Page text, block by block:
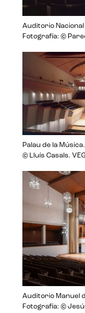
Auditorio Nacional
Fotografía: ©
Palau de la
© Lluís Casals.
Auditorio Manuel
Fotografía: ©